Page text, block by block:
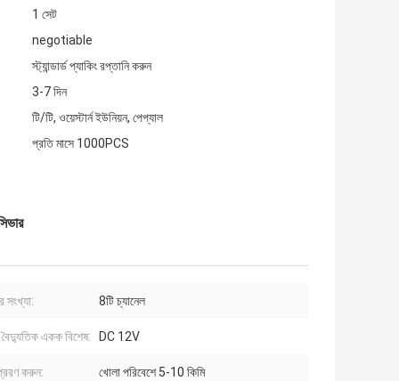
1 সেট
negotiable
স্ট্যান্ডার্ড প্যাকিং রপ্তানি করুন
3-7 দিন
টি/টি, ওয়েস্টার্ন ইউনিয়ন, পেপ্যাল
প্রতি মাসে 1000PCS
সংখ্যা: 8টি চ্যানেল
বৈদ্যুতিক একক বিশেষ: DC 12V
করুন: খোলা পরিবেশে 5-10 কিমি